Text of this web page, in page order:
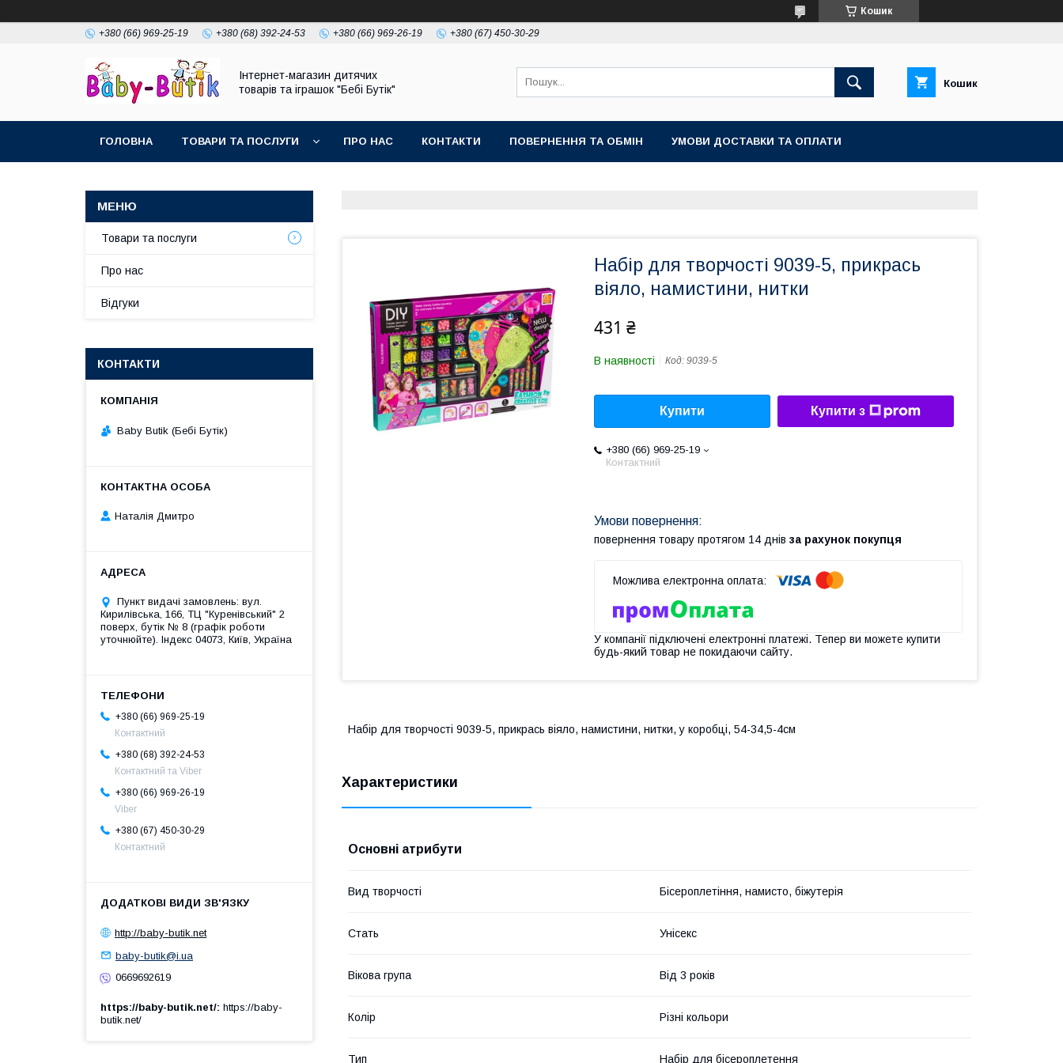
Кошик
+380 (66) 969-25-19 +380 (68) 392-24-53 +380 (66) 969-26-19 +380 (67) 450-30-29
Інтернет-магазин дитячих
товарів та іграшок "Бебі Бутік"
Кошик
ГОЛОВНА ТОВАРИ ТА ПОСЛУГИ ПРО НАС КОНТАКТИ ПОВЕРНЕННЯ ТА ОБМІН УМОВИ ДОСТАВКИ ТА ОПЛАТИ
Набір для творчості 9039-5, прикрась
віяло, намистини, нитки
431 ₴
В наявності Код: 9039-5
Купити Купити з
+380 (66) 969-25-19
Контактний
повернення товару протягом 14 днів за рахунок покупця
У компанії підключені електронні платежі. Тепер ви можете купити
будь-який товар не покидаючи сайту.
Набір для творчості 9039-5, прикрась віяло, намистини, нитки, у коробці, 54-34,5-4см
Характеристики
Основні атрибути
Вид творчості Бісероплетіння, намисто, біжутерія
Стать Унісекс
Вікова група Від 3 років
Колір Різні кольори
Тип Набір для бісероплетення
Товари та послуги
Про нас
Відгуки
КОНТАКТИ
Baby Butik (Бебі Бутік)
Наталія Дмитро
Пункт видачі замовлень: вул.
Кирилівська, 166, ТЦ "Куренівський" 2
поверх, бутік № 8 (графік роботи
уточнюйте). Індекс 04073, Київ, Україна
+380 (66) 969-25-19
Контактний
+380 (68) 392-24-53
Контактний та Viber
+380 (66) 969-26-19
Viber
+380 (67) 450-30-29
Контактний
http://baby-butik.net
baby-butik@i.ua
0669692619
https://baby-butik.net/ https://baby-
butik.net/